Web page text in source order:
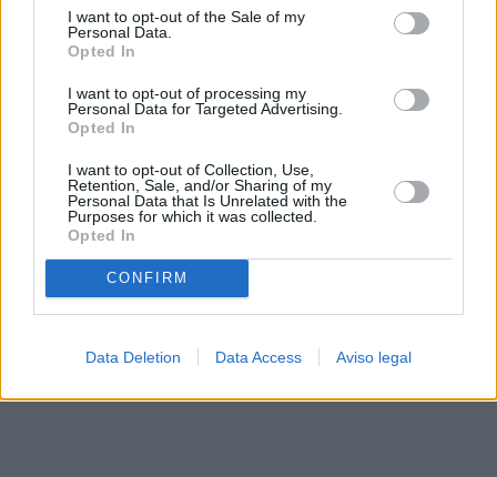
cualquier momento entrando de nuevo en este sitio web o
visitando nuestra política de privacidad.
I want to opt-out of the Sale of my
Personal Data.
Opted In
I want to opt-out of processing my
Personal Data for Targeted Advertising.
Opted In
I want to opt-out of Collection, Use,
Retention, Sale, and/or Sharing of my
Personal Data that Is Unrelated with the
Purposes for which it was collected.
Opted In
CONFIRM
Data Deletion Data Access Aviso legal